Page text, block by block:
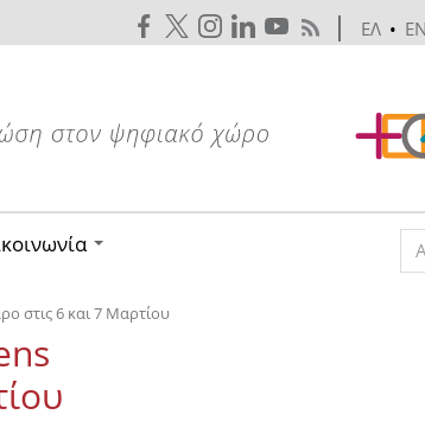
ΕΛ • EN
Search
στις 6 και 7 Μαρτίου